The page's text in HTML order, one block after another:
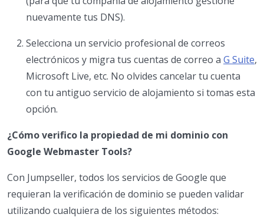
nuevamente tus DNS).
Selecciona un servicio profesional de correos
electrónicos y migra tus cuentas de correo a G Suite,
Microsoft Live, etc. No olvides cancelar tu cuenta
con tu antiguo servicio de alojamiento si tomas esta
opción.
¿Cómo verifico la propiedad de mi dominio con
Google Webmaster Tools?
Con Jumpseller, todos los servicios de Google que
requieran la verificación de dominio se pueden validar
utilizando cualquiera de los siguientes métodos: